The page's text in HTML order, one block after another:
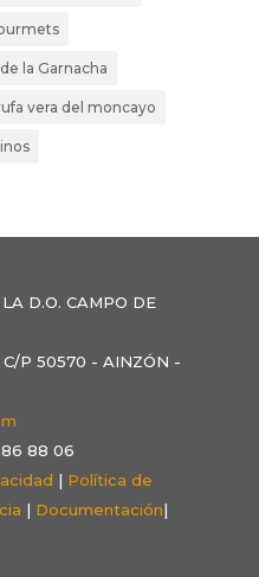
la Garnacha
vera del moncayo
D.O. CAMPO DE
P 50570 - AINZÓN -
88 06
| Política de
| Documentación|